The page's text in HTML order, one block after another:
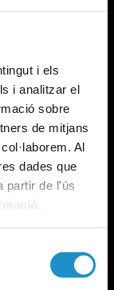
i els
i analitzar el
sobre
de mitjans
Al
dades que
partir de l'ús